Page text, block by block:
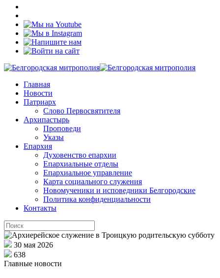
Главная
Новости
Патриарх
Слово Первосвятителя
Архипастырь
Проповеди
Указы
Епархия
Духовенство епархии
Епархиальные отделы
Епархиальное управление
Карта социального служения
Новомученики и исповедники Белгородские
Политика конфиденциальности
Контакты
30 мая 2026
638
Главные новости